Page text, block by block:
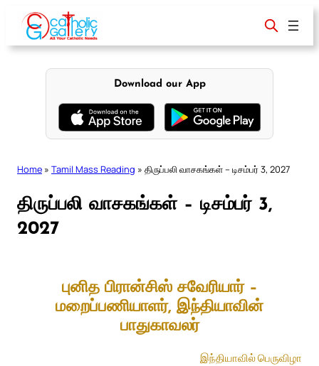
content
Download our App
Home » Tamil Mass Reading » திருப்பலி வாசகங்கள் – டிசம்பர் 3, 2027
திருப்பலி வாசகங்கள் – டிசம்பர் 3,
2027
புனித பிரான்சிஸ் சவேரியார் –
மறைப்பணியாளர், இந்தியாவின்
பாதுகாவலர்
இந்தியாவில் பெருவிழா